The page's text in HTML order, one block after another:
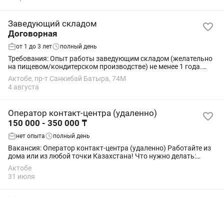
Заведующий складом
Договорная
от 1 до 3 лет полный день
Требования: Опыт работы заведующим складом (желательно
на пищевом/кондитерском производстве) не менее 1 года.
Знание складского учета, приемки и хранения ТМЦ.
Уверенный пользователь ПК (1С, iiko,...
Актобе, пр-т Санкибай Батыра, 74М
4 августа
Оператор контакт-центра (удаленно)
150 000 - 350 000 ₸
нет опыта полный день
Вакансия: Оператор контакт-центра (удаленно) Работайте из
дома или из любой точки Казахстана! Что нужно делать:
•Принимать и совершать звонки и клиентов; •Вести
эффективные переговоры с...
Актобе
31 июля